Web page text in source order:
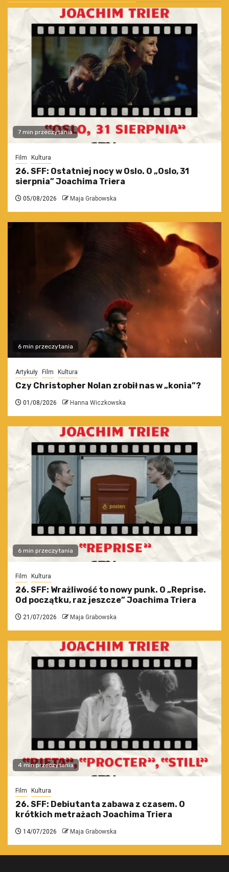
7 min przeczytania
Film Kultura
26. SFF: Ostatniej nocy w Oslo. O „Oslo, 31
sierpnia” Joachima Triera
05/08/2026 Maja Grabowska
6 min przeczytania
Artykuły Film Kultura
Czy Christopher Nolan zrobił nas w „konia”?
01/08/2026 Hanna Wiczkowska
6 min przeczytania
Film Kultura
26. SFF: Wrażliwość to nowy punk. O „Reprise.
Od początku, raz jeszcze” Joachima Triera
21/07/2026 Maja Grabowska
4 min przeczytania
Film Kultura
26. SFF: Debiutanta zabawa z czasem. O
krótkich metrażach Joachima Triera
14/07/2026 Maja Grabowska